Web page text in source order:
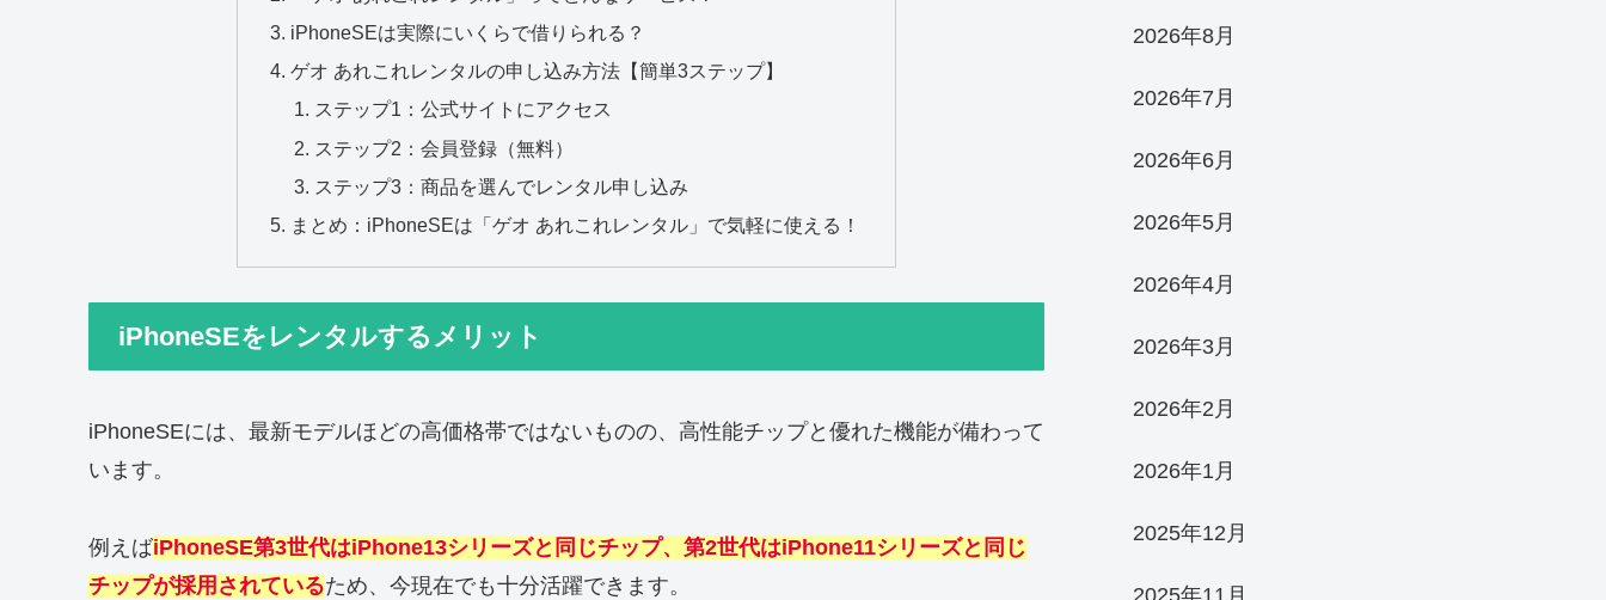
iPhoneSEは実際にいくらで借りられる？
ゲオ あれこれレンタルの申し込み方法【簡単3ステップ】
ステップ1：公式サイトにアクセス
ステップ2：会員登録（無料）
ステップ3：商品を選んでレンタル申し込み
まとめ：iPhoneSEは「ゲオ あれこれレンタル」で気軽に使える！
iPhoneSEをレンタルするメリット
iPhoneSEには、最新モデルほどの高価格帯ではないものの、高性能チップと優れた機能が備わって
います。
例えばiPhoneSE第3世代はiPhone13シリーズと同じチップ、第2世代はiPhone11シリーズと同じ
チップが採用されているため、今現在でも十分活躍できます。
2026年8月
2026年7月
2026年6月
2026年5月
2026年4月
2026年3月
2026年2月
2026年1月
2025年12月